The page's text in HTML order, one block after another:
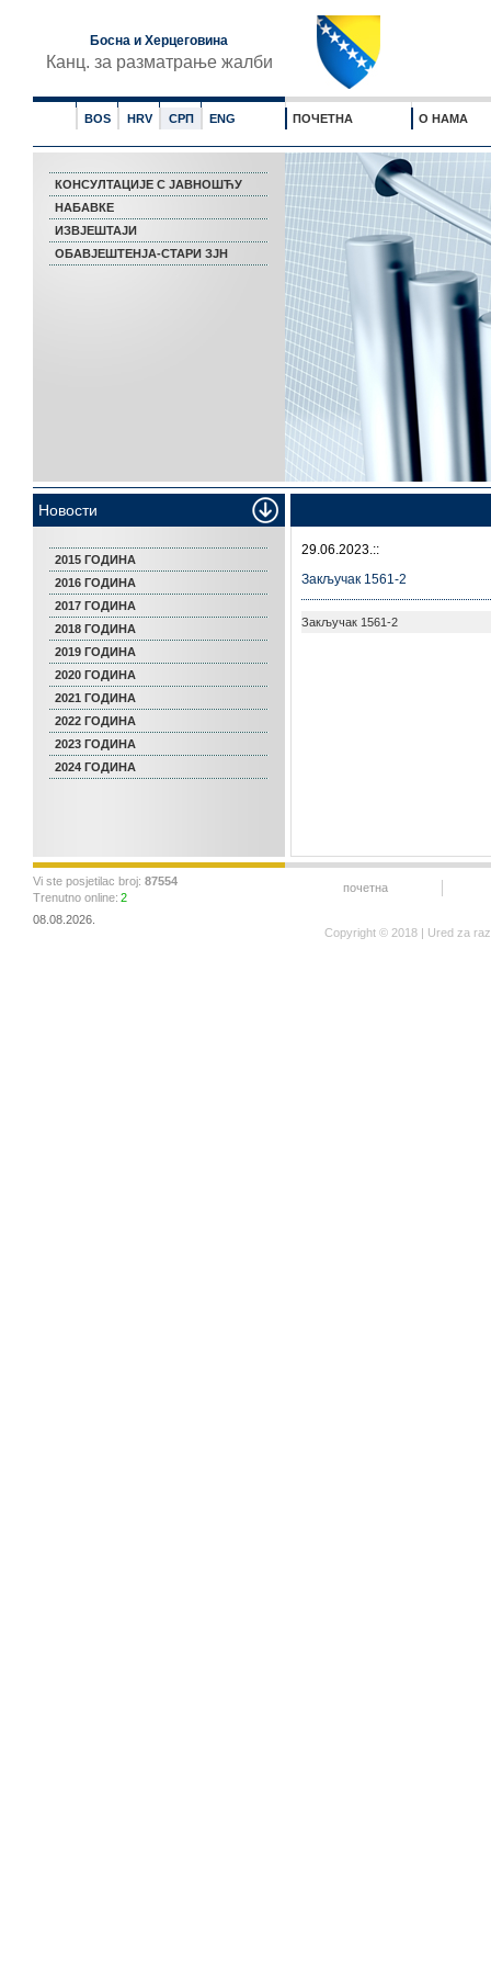
Босна и Херцеговина
Канц. за разматрање жалби
BOS HRV СРП ENG ПОЧЕТНА О НАМА
КОНСУЛТАЦИЈЕ С ЈАВНОШЋУ
НАБАВКЕ
ИЗВЈЕШТАЈИ
ОБАВЈЕШТЕНЈА-СТАРИ ЗЈН
Новости
2015 ГОДИНА
2016 ГОДИНА
2017 ГОДИНА
2018 ГОДИНА
2019 ГОДИНА
2020 ГОДИНА
2021 ГОДИНА
2022 ГОДИНА
2023 ГОДИНА
2024 ГОДИНА
29.06.2023.::
Закључак 1561-2
Закључак 1561-2
Vi ste posjetilac broj: 87554
Trenutno online: 2
08.08.2026.
почетна
Copyright © 2018 | Ured za